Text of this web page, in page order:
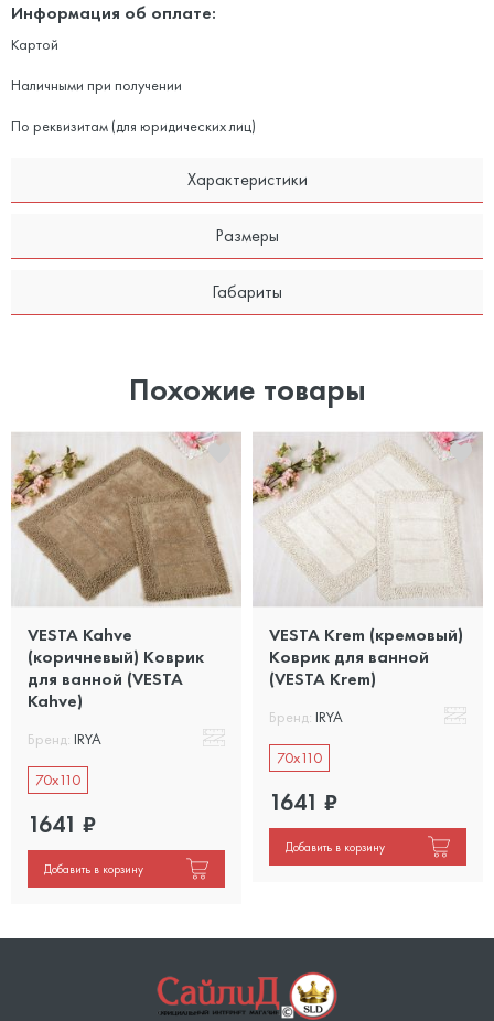
Информация об оплате:
Картой
Наличными при получении
По реквизитам (для юридических лиц)
Характеристики
Размеры
Габариты
Похожие товары
VESTA Kahve
(коричневый) Коврик
для ванной (VESTA
Kahve)
Бренд: IRYA
70x110
1641 ₽
Добавить в корзину
VESTA Krem (кремовый)
Коврик для ванной
(VESTA Krem)
Бренд: IRYA
70x110
1641 ₽
Добавить в корзину